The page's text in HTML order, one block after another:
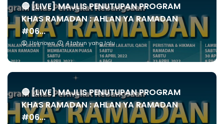
🔴 [LIVE] MAJLIS PENUTUPAN PROGRAM
KHAS RAMADAN : AHLAN YA RAMADAN
#06...
Unknown 4 tahun yang lalu
🔴 [LIVE] MAJLIS PENUTUPAN PROGRAM
KHAS RAMADAN : AHLAN YA RAMADAN
#06...